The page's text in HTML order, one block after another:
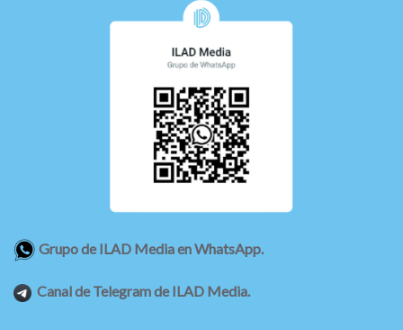
Grupo de ILAD Media en WhatsApp.
Canal de Telegram de ILAD Media.